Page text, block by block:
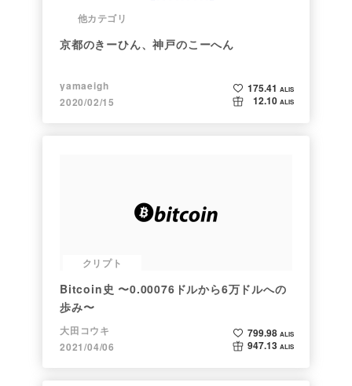
他カテゴリ
京都のきーひん、神戸のこーへん
yamaeigh
2020/02/15
175.41 ALIS
12.10 ALIS
クリプト
Bitcoin史 〜0.00076ドルから6万ドルへの
歩み〜
大田コウキ
2021/04/06
799.98 ALIS
947.13 ALIS